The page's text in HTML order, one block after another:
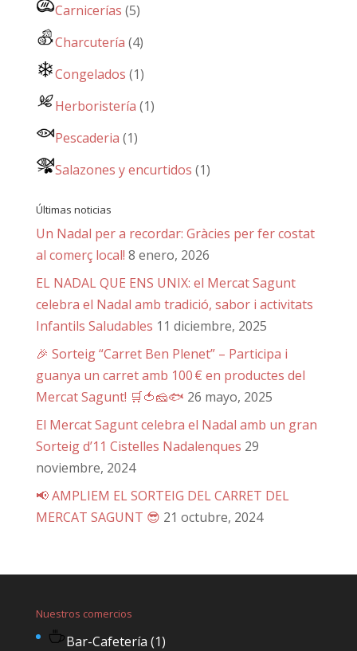
Carnicerías (5)
Charcutería (4)
Congelados (1)
Herboristería (1)
Pescaderia (1)
Salazones y encurtidos (1)
Últimas noticias
Un Nadal per a recordar: Gràcies per fer costat
al comerç local! 8 enero, 2026
EL NADAL QUE ENS UNIX: el Mercat Sagunt
celebra el Nadal amb tradició, sabor i activitats
Infantils Saludables 11 diciembre, 2025
🎉 Sorteig “Carret Ben Plenet” – Participa i
guanya un carret amb 100 € en productes del
Mercat Sagunt! 🛒🍅🧀🐟 26 mayo, 2025
El Mercat Sagunt celebra el Nadal amb un gran
Sorteig d’11 Cistelles Nadalenques 29
noviembre, 2024
📢 AMPLIEM EL SORTEIG DEL CARRET DEL
MERCAT SAGUNT 😎 21 octubre, 2024
Nuestros comercios
Bar-Cafetería (1)